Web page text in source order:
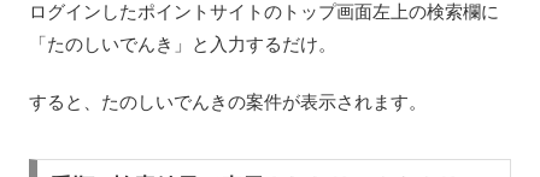
ログインしたポイントサイトのトップ画面左上の検索欄に
「たのしいでんき」と入力するだけ。
すると、たのしいでんきの案件が表示されます。